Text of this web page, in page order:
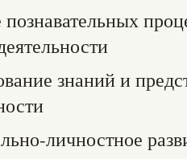
познавательных
знаний и
личностное